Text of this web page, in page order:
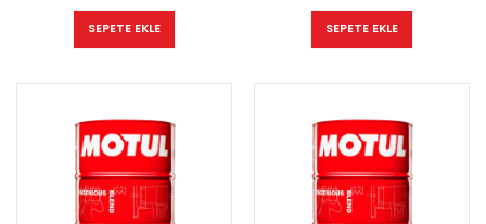
SEPETE EKLE SEPETE EKLE